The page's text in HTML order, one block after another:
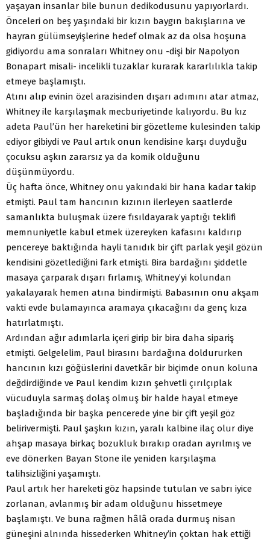
yaşayan insanlar bile bunun dedikodusunu yapıyorlardı.
Önceleri on beş yaşındaki bir kızın baygın bakışlarına ve
hayran gülümseyişlerine hedef olmak az da olsa hoşuna
gidiyordu ama sonraları Whitney onu -dişi bir Napolyon
Bonapart misali- incelikli tuzaklar kurarak kararlılıkla takip
etmeye başlamıştı.
Atını alıp evinin özel arazisinden dışarı adımını atar atmaz,
Whitney ile karşılaşmak mecburiyetinde kalıyordu. Bu kız
adeta Paul’ün her hareketini bir gözetleme kulesinden takip
ediyor gibiydi ve Paul artık onun kendisine karşı duyduğu
çocuksu aşkın zararsız ya da komik olduğunu
düşünmüyordu.
Üç hafta önce, Whitney onu yakındaki bir hana kadar takip
etmişti. Paul tam hancının kızının ilerleyen saatlerde
samanlıkta buluşmak üzere fısıldayarak yaptığı teklifi
memnuniyetle kabul etmek üzereyken kafasını kaldırıp
pencereye baktığında hayli tanıdık bir çift parlak yeşil gözün
kendisini gözetlediğini fark etmişti. Bira bardağını şiddetle
masaya çarparak dışarı fırlamış, Whitney’yi kolundan
yakalayarak hemen atına bindirmişti. Babasının onu akşam
vakti evde bulamayınca aramaya çıkacağını da genç kıza
hatırlatmıştı.
Ardından ağır adımlarla içeri girip bir bira daha sipariş
etmişti. Gelgelelim, Paul birasını bardağına doldururken
hancının kızı göğüslerini davetkâr bir biçimde onun koluna
değdirdiğinde ve Paul kendim kızın şehvetli çırılçıplak
vücuduyla sarmaş dolaş olmuş bir halde hayal etmeye
başladığında bir başka pencerede yine bir çift yeşil göz
belirivermişti. Paul şaşkın kızın, yaralı kalbine ilaç olur diye
ahşap masaya birkaç bozukluk bırakıp oradan ayrılmış ve
eve dönerken Bayan Stone ile yeniden karşılaşma
talihsizliğini yaşamıştı.
Paul artık her hareketi göz hapsinde tutulan ve sabrı iyice
zorlanan, avlanmış bir adam olduğunu hissetmeye
başlamıştı. Ve buna rağmen hâlâ orada durmuş nisan
güneşini alnında hissederken Whitney’in çoktan hak ettiği